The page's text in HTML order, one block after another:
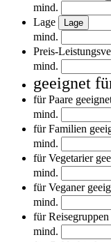
mind.
Lage
Lage
mind.
Preis-
mind.
geeignet
für Paare
mind.
für Familien
mind.
für Vegetarier
mind.
für Veganer
mind.
für Reisegruppen
mind.